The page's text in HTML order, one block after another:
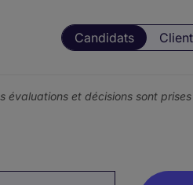
Candidats
évaluations et décisions sont